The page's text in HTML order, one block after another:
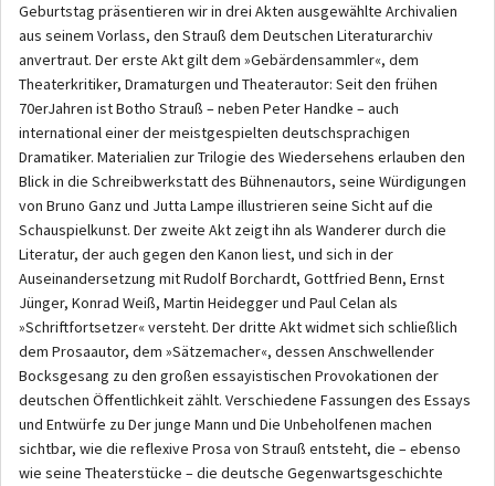
Geburtstag präsentieren wir in drei Akten ausgewählte Archivalien
aus seinem Vorlass, den Strauß dem Deutschen Literaturarchiv
anvertraut. Der erste Akt gilt dem »Gebärdensammler«, dem
Theaterkritiker, Dramaturgen und Theaterautor: Seit den frühen
70erJahren ist Botho Strauß – neben Peter Handke – auch
international einer der meistgespielten deutschsprachigen
Dramatiker. Materialien zur Trilogie des Wiedersehens erlauben den
Blick in die Schreibwerkstatt des Bühnenautors, seine Würdigungen
von Bruno Ganz und Jutta Lampe illustrieren seine Sicht auf die
Schauspielkunst. Der zweite Akt zeigt ihn als Wanderer durch die
Literatur, der auch gegen den Kanon liest, und sich in der
Auseinandersetzung mit Rudolf Borchardt, Gottfried Benn, Ernst
Jünger, Konrad Weiß, Martin Heidegger und Paul Celan als
»Schriftfortsetzer« versteht. Der dritte Akt widmet sich schließlich
dem Prosaautor, dem »Sätzemacher«, dessen Anschwellender
Bocksgesang zu den großen essayistischen Provokationen der
deutschen Öffentlichkeit zählt. Verschiedene Fassungen des Essays
und Entwürfe zu Der junge Mann und Die Unbeholfenen machen
sichtbar, wie die reflexive Prosa von Strauß entsteht, die – ebenso
wie seine Theaterstücke – die deutsche Gegenwartsgeschichte